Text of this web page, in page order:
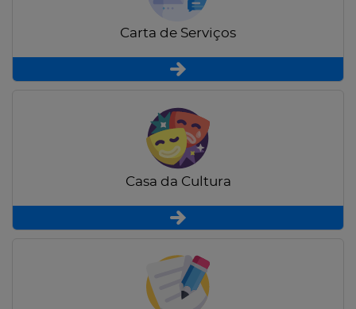
Carta de Serviços
Casa da Cultura